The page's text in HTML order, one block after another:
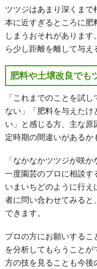
ツツジはあまり深くま
本に近すぎるところに
しまうおそれがありま
ら少し距離を離して与え
肥料や土壌改良でも
「これまでのことを試
ない」「肥料を与えた
い」と感じる方、主な
定時期の間違いがあるか
「なかなかツツジが咲
一度園芸のプロに相談
いまいちどのように行
者に問い合わせてみる
できます。
プロの方にお願いする
を分析してもらうこと
方の技を見ることも今後